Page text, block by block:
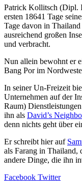
Patrick Kollitsch (Dipl.
ersten 18641 Tage
Tage davon in
ausreichend großen
und verbracht.
Nun allein bewohnt er
Bang Por im
In seiner Un-Freizeit
Unternehmen auf der
Raum)
ihn als David’s
denn nichts geht über
Er schreibt hier auf
als Farang in Thailand,
andere Dinge, die ihn
Facebook Twitter